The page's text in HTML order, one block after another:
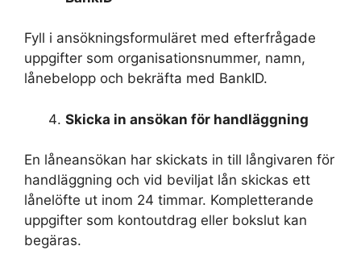
Fyll i ansökningsformuläret med efterfrågade
uppgifter som organisationsnummer, namn,
lånebelopp och bekräfta med BankID.
Skicka in ansökan för handläggning
En låneansökan har skickats in till långivaren för
handläggning och vid beviljat lån skickas ett
lånelöfte ut inom 24 timmar. Kompletterande
uppgifter som kontoutdrag eller bokslut kan
begäras.